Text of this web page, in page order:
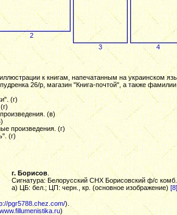
2
3
4
к книгам, напечатанным на украинском
26/р, магазин "Книга-почтой", а также
(г)
(в)
произведения. (г)
(г)
г. Борисов.
Сигнатура: Белорусский СНХ Борисовский ф/с
a) ЦБ: бел.; ЦП: черн., кр. (основное изображение)[8]
pgr5788.chez.com/).
)